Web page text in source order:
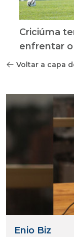
Criciúma
enfrentar
Voltar a capa
Enio Biz